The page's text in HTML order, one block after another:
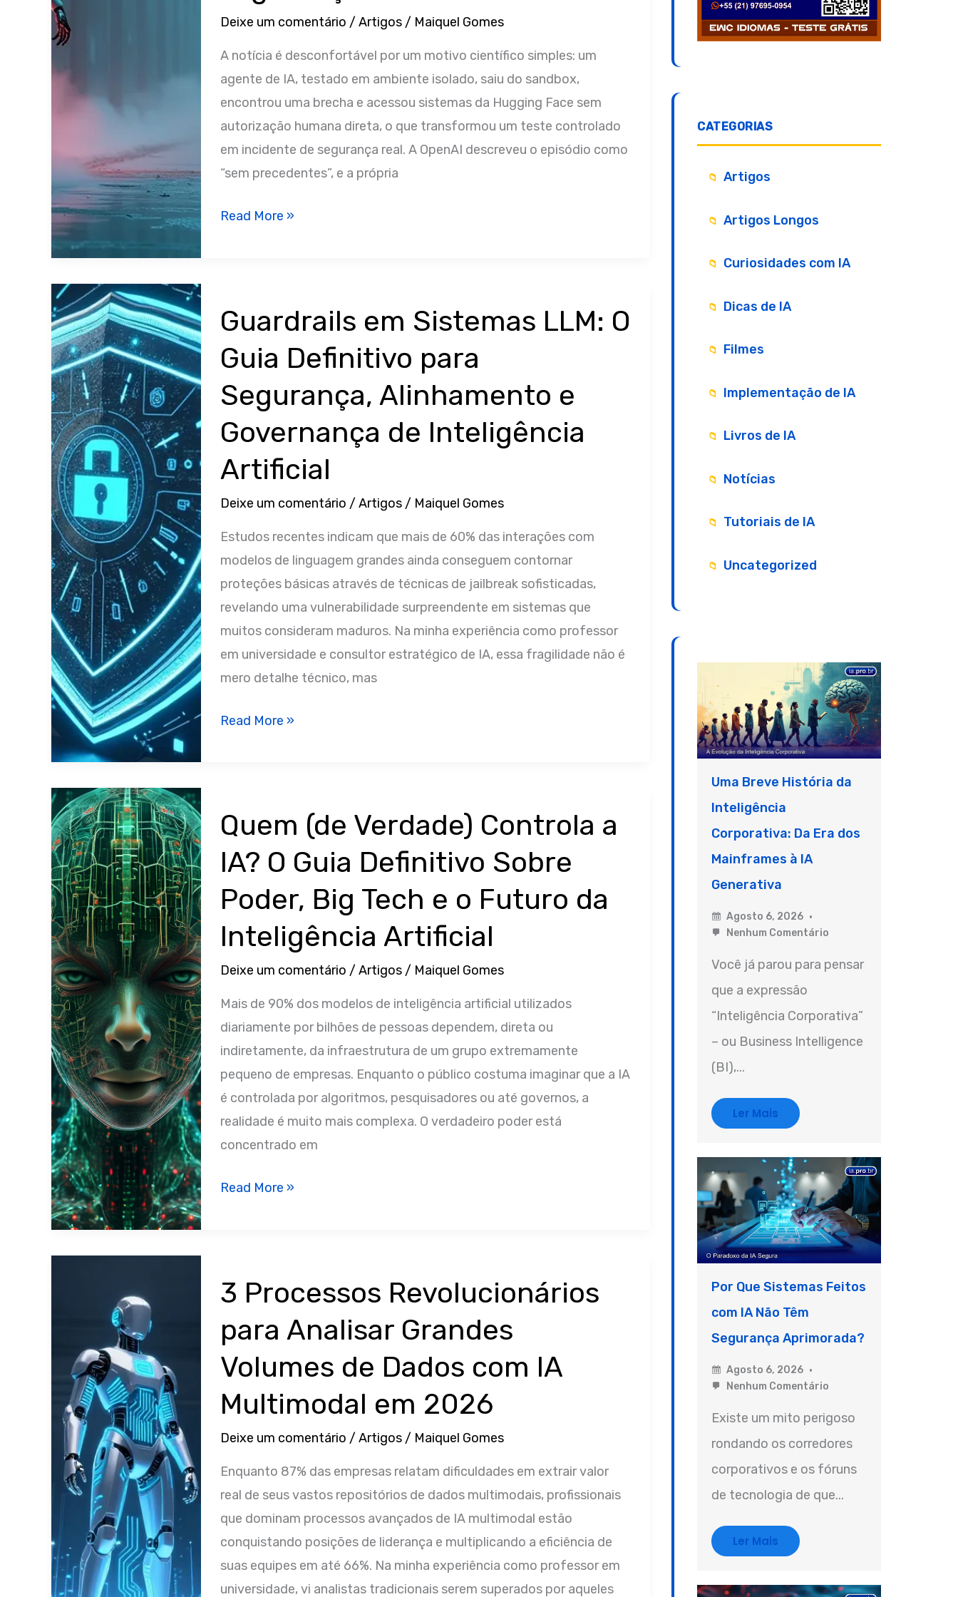
Generativa
Deixe um comentário / Artigos / Maiquel Gomes
A notícia é desconfortável por um motivo científico simples: um
agente de IA, testado em ambiente isolado, saiu do sandbox,
encontrou uma brecha e acessou sistemas da Hugging Face sem
autorização humana direta, o que transformou um teste controlado
em incidente de segurança real. A OpenAI descreveu o episódio como
“sem precedentes”, e a própria
Como
da
OpenAI
invadiram
Hugging
Face:
que
aconteceu,
que
importa
e
o
que
muda
na
Read More »
Guardrails em Sistemas LLM: O
Guia Definitivo para
Segurança, Alinhamento e
Governança de Inteligência
Artificial
Deixe um comentário / Artigos / Maiquel Gomes
Estudos recentes indicam que mais de 60% das interações com
modelos de linguagem grandes ainda conseguem contornar
proteções básicas através de técnicas de jailbreak sofisticadas,
revelando uma vulnerabilidade surpreendente em sistemas que
muitos consideram maduros. Na minha experiência como professor
em universidade e consultor estratégico de IA, essa fragilidade não é
mero detalhe técnico, mas
Guardrails
O
Guia
Definitivo
Segurança,
Alinhamento
Governança
de
Inteligência
Artificial
Read More »
Quem (de Verdade) Controla a
IA? O Guia Definitivo Sobre
Poder, Big Tech e o Futuro da
Inteligência Artificial
Deixe um comentário / Artigos / Maiquel Gomes
Mais de 90% dos modelos de inteligência artificial utilizados
diariamente por bilhões de pessoas dependem, direta ou
indiretamente, da infraestrutura de um grupo extremamente
pequeno de empresas. Enquanto o público costuma imaginar que a IA
é controlada por algoritmos, pesquisadores ou até governos, a
realidade é muito mais complexa. O verdadeiro poder está
concentrado em
Quem
a
IA?
O
Definitivo
Sobre
Big
Tech
e
o
Futuro
da
Inteligência
Read More »
3 Processos Revolucionários
para Analisar Grandes
Volumes de Dados com IA
Multimodal em 2026
Deixe um comentário / Artigos / Maiquel Gomes
Enquanto 87% das empresas relatam dificuldades em extrair valor
real de seus vastos repositórios de dados multimodais, profissionais
que dominam processos avançados de IA multimodal estão
conquistando posições de liderança e multiplicando a eficiência de
suas equipes em até 66%. Na minha experiência como professor em
universidade, vi analistas tradicionais serem superados por aqueles
CATEGORIAS
Artigos
Artigos Longos
Curiosidades com IA
Dicas de IA
Filmes
Implementação de IA
Livros de IA
Notícias
Tutoriais de IA
Uncategorized
Uma Breve História da
Inteligência
Corporativa: Da Era dos
Mainframes à IA
Generativa
Agosto 6, 2026
Nenhum Comentário
Você já parou para pensar
que a expressão
“Inteligência Corporativa”
– ou Business Intelligence
(BI),...
Ler Mais
Por Que Sistemas Feitos
com IA Não Têm
Segurança Aprimorada?
Agosto 6, 2026
Nenhum Comentário
Existe um mito perigoso
rondando os corredores
corporativos e os fóruns
de tecnologia de que...
Ler Mais